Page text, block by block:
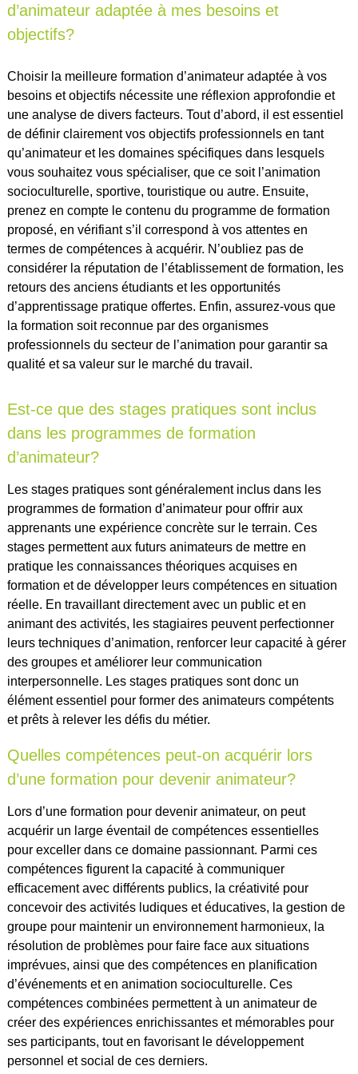
d’animateur adaptée à mes besoins et
objectifs?
Choisir la meilleure formation d’animateur adaptée à vos
besoins et objectifs nécessite une réflexion approfondie et
une analyse de divers facteurs. Tout d’abord, il est essentiel
de définir clairement vos objectifs professionnels en tant
qu’animateur et les domaines spécifiques dans lesquels
vous souhaitez vous spécialiser, que ce soit l’animation
socioculturelle, sportive, touristique ou autre. Ensuite,
prenez en compte le contenu du programme de formation
proposé, en vérifiant s’il correspond à vos attentes en
termes de compétences à acquérir. N’oubliez pas de
considérer la réputation de l’établissement de formation, les
retours des anciens étudiants et les opportunités
d’apprentissage pratique offertes. Enfin, assurez-vous que
la formation soit reconnue par des organismes
professionnels du secteur de l’animation pour garantir sa
qualité et sa valeur sur le marché du travail.
Est-ce que des stages pratiques sont inclus
dans les programmes de formation
d’animateur?
Les stages pratiques sont généralement inclus dans les
programmes de formation d’animateur pour offrir aux
apprenants une expérience concrète sur le terrain. Ces
stages permettent aux futurs animateurs de mettre en
pratique les connaissances théoriques acquises en
formation et de développer leurs compétences en situation
réelle. En travaillant directement avec un public et en
animant des activités, les stagiaires peuvent perfectionner
leurs techniques d’animation, renforcer leur capacité à gérer
des groupes et améliorer leur communication
interpersonnelle. Les stages pratiques sont donc un
élément essentiel pour former des animateurs compétents
et prêts à relever les défis du métier.
Quelles compétences peut-on acquérir lors
d’une formation pour devenir animateur?
Lors d’une formation pour devenir animateur, on peut
acquérir un large éventail de compétences essentielles
pour exceller dans ce domaine passionnant. Parmi ces
compétences figurent la capacité à communiquer
efficacement avec différents publics, la créativité pour
concevoir des activités ludiques et éducatives, la gestion de
groupe pour maintenir un environnement harmonieux, la
résolution de problèmes pour faire face aux situations
imprévues, ainsi que des compétences en planification
d’événements et en animation socioculturelle. Ces
compétences combinées permettent à un animateur de
créer des expériences enrichissantes et mémorables pour
ses participants, tout en favorisant le développement
personnel et social de ces derniers.